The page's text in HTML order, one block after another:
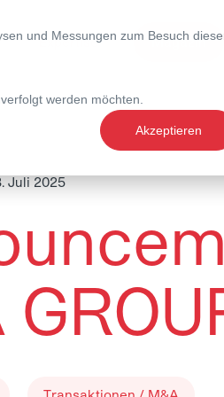
und Messungen zum Besuch
werden möchten.
Akzeptieren
Expertise Magazin
Juli 2025